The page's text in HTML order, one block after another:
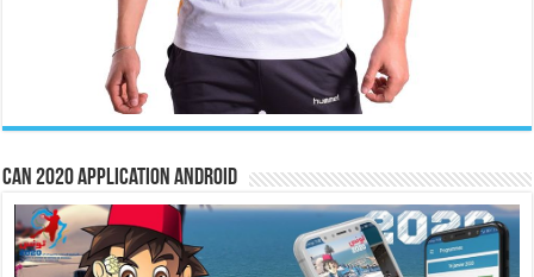
CAN 2020 Application Android